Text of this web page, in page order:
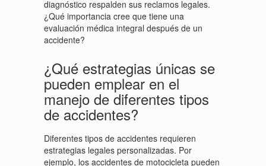
diagnóstico respalden sus reclamos legales.
¿Qué importancia cree que tiene una
evaluación médica integral después de un
accidente?
¿Qué estrategias únicas se
pueden emplear en el
manejo de diferentes tipos
de accidentes?
Diferentes tipos de accidentes requieren
estrategias legales personalizadas. Por
ejemplo, los accidentes de motocicleta pueden